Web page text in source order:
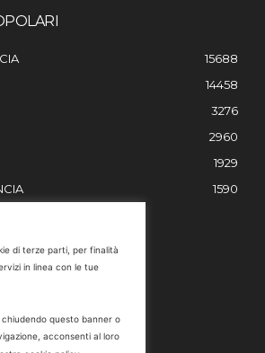
15688
14458
3276
2960
1929
1590
di terze parti, per finalità
in linea con le tue
chiudendo questo banner o
acconsenti al loro